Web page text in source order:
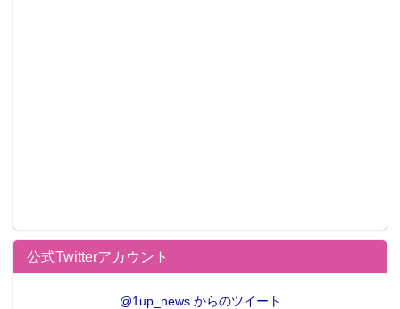
公式Twitterアカウント
@1up_news からのツイート